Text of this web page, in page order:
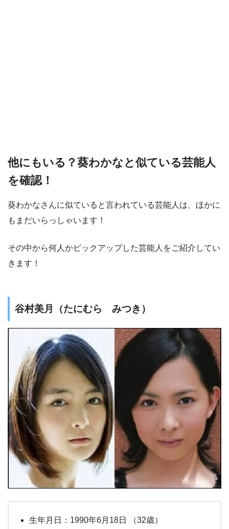
他にもいる？葵わかなと似ている芸能人
を確認！
葵わかなさんに似ていると言われている芸能人は、ほかに
もまだいらっしゃいます！
その中から何人かピックアップした芸能人をご紹介してい
きます！
谷村美月（たにむら みつき）
生年月日：1990年6月18日 （32歳）